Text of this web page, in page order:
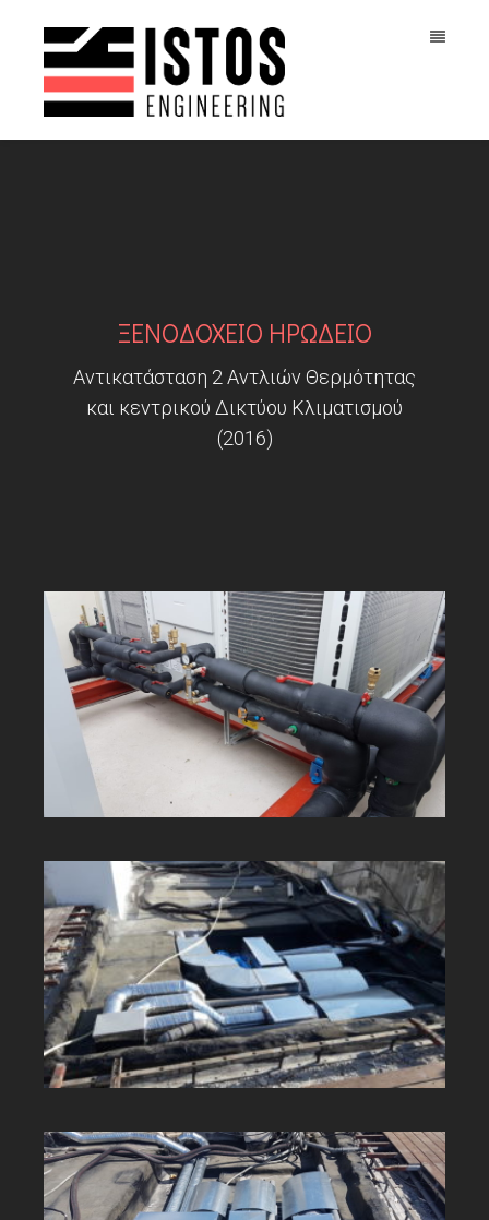
ΞΕΝΟΔΟΧΕΙΟ ΗΡΩΔΕΙΟ
Αντικατάσταση 2 Αντλιών Θερμότητας
και κεντρικού Δικτύου Κλιματισμού
(2016)